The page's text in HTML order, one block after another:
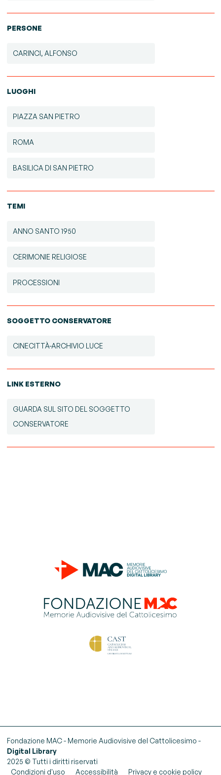
PERSONE
CARINCI, ALFONSO
LUOGHI
PIAZZA SAN PIETRO
ROMA
BASILICA DI SAN PIETRO
TEMI
ANNO SANTO 1950
CERIMONIE RELIGIOSE
PROCESSIONI
SOGGETTO CONSERVATORE
CINECITTÀ-ARCHIVIO LUCE
LINK ESTERNO
GUARDA SUL SITO DEL SOGGETTO
CONSERVATORE
Fondazione MAC - Memorie Audiovisive del Cattolicesimo -
Digital Library
2025 © Tutti i diritti riservati
Condizioni d'uso
Accessibilità Privacy e cookie policy